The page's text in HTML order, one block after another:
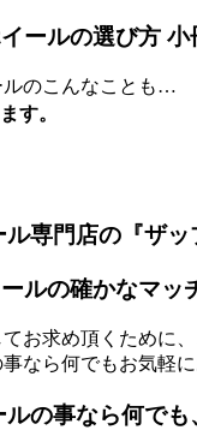
ールの選び方
ルのこんなことも…
す。
専門店の『ザッ
ルの確かなマッ
お求め頂くために
なら何でもお気軽に
の事なら何でも